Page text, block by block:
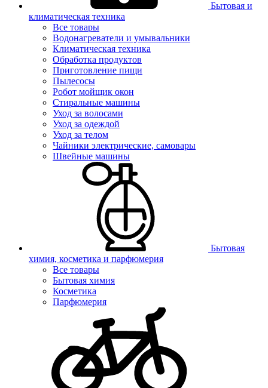
Бытовая и
климатическая техника
Все товары
Водонагреватели и умывальники
Климатическая техника
Обработка продуктов
Приготовление пищи
Пылесосы
Робот мойщик окон
Стиральные машины
Уход за волосами
Уход за одеждой
Уход за телом
Чайники электрические, самовары
Швейные машины
Бытовая
химия, косметика и парфюмерия
Все товары
Бытовая химия
Косметика
Парфюмерия